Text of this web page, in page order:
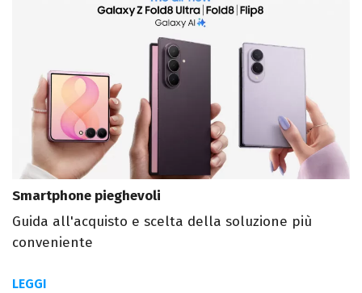
Smartphone pieghevoli
Guida all'acquisto e scelta della soluzione più
conveniente
LEGGI